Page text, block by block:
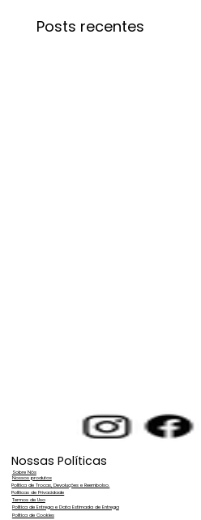
Posts recentes
Nossas Políticas
Nossos produtos
Sobre Nós
Política de Trocas, Devoluções e Reembolso.
Políticas de Privacidade
Política de Entrega e Data Estimada de Entrega
Política de Cookies
Termos de Uso